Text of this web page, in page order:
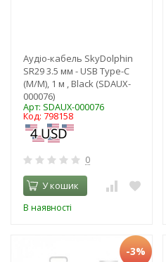
Аудіо-кабель SkyDolphin
SR29 3.5 мм - USB Type-C
(M/M), 1 м , Black (SDAUX-
000076)
Арт: SDAUX-000076
Код: 798158
0
У кошик
В наявності
-3%